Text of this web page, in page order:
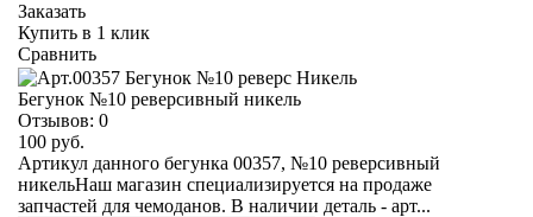
Заказать
Купить в 1 клик
Сравнить
Бегунок №10 реверсивный никель
Отзывов: 0
100 руб.
Артикул данного бегунка 00357, №10 реверсивный
никельНаш магазин специализируется на продаже
запчастей для чемоданов. В наличии деталь - арт...